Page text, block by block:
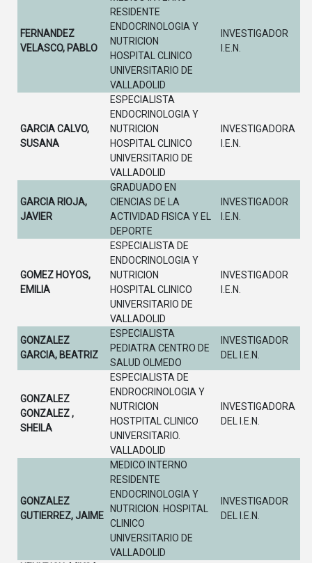
FERNANDEZ
VELASCO, PABLO
RESIDENTE
ENDOCRINOLOGIA Y
NUTRICION
HOSPITAL CLINICO
UNIVERSITARIO DE
VALLADOLID
INVESTIGADOR
I.E.N.
GARCIA CALVO,
SUSANA
ESPECIALISTA
ENDOCRINOLOGIA Y
NUTRICION
HOSPITAL CLINICO
UNIVERSITARIO DE
VALLADOLID
INVESTIGADORA
I.E.N.
GARCIA RIOJA,
JAVIER
GRADUADO EN
CIENCIAS DE LA
ACTIVIDAD FISICA Y EL
DEPORTE
INVESTIGADOR
I.E.N.
GOMEZ HOYOS,
EMILIA
ESPECIALISTA DE
ENDOCRINOLOGIA Y
NUTRICION
HOSPITAL CLINICO
UNIVERSITARIO DE
VALLADOLID
INVESTIGADOR
I.E.N.
GONZALEZ
GARCIA, BEATRIZ
ESPECIALISTA
PEDIATRA CENTRO DE
SALUD OLMEDO
INVESTIGADOR
DEL I.E.N.
GONZALEZ
GONZALEZ ,
SHEILA
ESPECIALISTA DE
ENDROCRINOLOGIA Y
NUTRICION
HOSTPITAL CLINICO
UNIVERSITARIO.
VALLADOLID
INVESTIGADORA
DEL I.E.N.
GONZALEZ
GUTIERREZ, JAIME
MEDICO INTERNO
RESIDENTE
ENDOCRINOLOGIA Y
NUTRICION. HOSPITAL
CLINICO
UNIVERSITARIO DE
VALLADOLID
INVESTIGADOR
DEL I.E.N.